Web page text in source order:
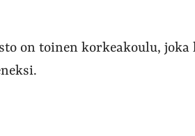
on toinen korkeakoulu,